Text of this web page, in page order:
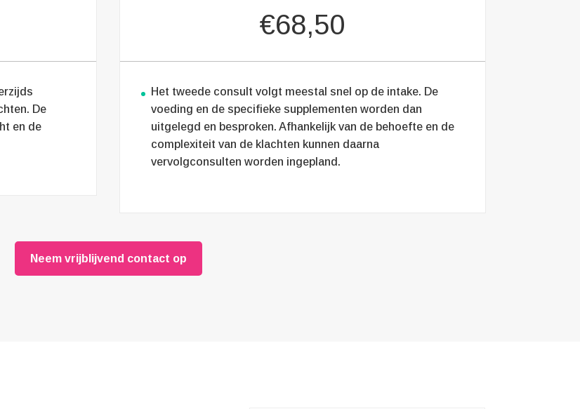
De
en de
€68,50
Het tweede consult volgt meestal snel op de intake. De
voeding en de specifieke supplementen worden dan
uitgelegd en besproken. Afhankelijk van de behoefte en de
complexiteit van de klachten kunnen daarna
vervolgconsulten worden ingepland.
Neem vrijblijvend contact op